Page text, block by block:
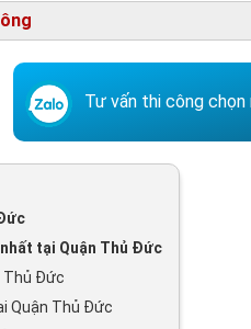
Tư vấn thi công chọn
tại Quận Thủ Đức
Thủ Đức
Quận Thủ Đức